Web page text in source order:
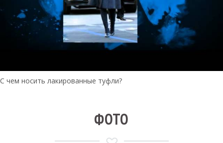
С чем носить лакированные туфли?
ФОТО